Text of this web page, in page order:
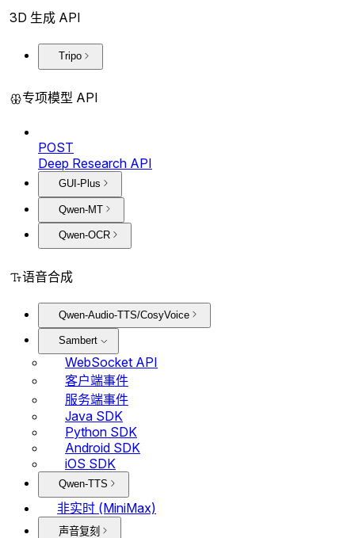
3D 生成 API
Tripo
专项模型 API
POST
Deep Research API
GUI-Plus
Qwen-MT
Qwen-OCR
语音合成
Qwen-Audio-TTS/CosyVoice
Sambert
WebSocket API
客户端事件
服务端事件
Java SDK
Python SDK
Android SDK
iOS SDK
Qwen-TTS
非实时 (MiniMax)
声音复刻